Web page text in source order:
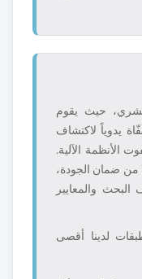
حيث يقوم
يدوياً لاكتشاف
الأنظمة الآلية.
من ضمان الجودة،
والمعايير
لدينا أقصى